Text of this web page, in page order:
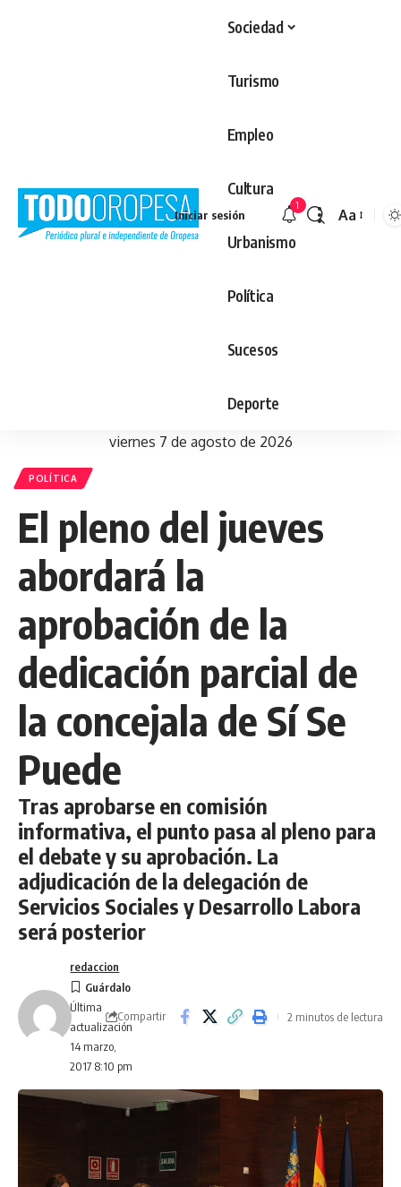
Sociedad
Turismo
Empleo
Cultura
Urbanismo
Política
Sucesos
Deporte
Iniciar sesión
1
Aa
viernes 7 de agosto de 2026
POLÍTICA
El pleno del jueves
abordará la
aprobación de la
dedicación parcial de
la concejala de Sí Se
Puede
Tras aprobarse en comisión
informativa, el punto pasa al pleno para
el debate y su aprobación. La
adjudicación de la delegación de
Servicios Sociales y Desarrollo Labora
será posterior
Última
actualización
14 marzo,
2017 8:10 pm
redaccion
Compartir 2 minutos de lectura